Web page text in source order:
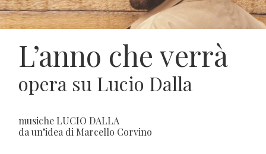
L’anno che verrà
opera su Lucio Dalla
musiche LUCIO DALLA
da un’idea di Marcello Corvino